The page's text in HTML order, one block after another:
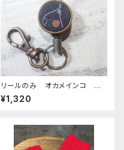
リールのみ オカメインコ 横
顔 モノトーン ブラック おか
めいんこ
¥1,320